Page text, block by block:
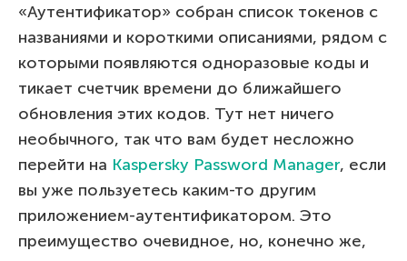
«Аутентификатор» собран список токенов с
названиями и короткими описаниями, рядом с
которыми появляются одноразовые коды и
тикает счетчик времени до ближайшего
обновления этих кодов. Тут нет ничего
необычного, так что вам будет несложно
перейти на Kaspersky Password Manager, если
вы уже пользуетесь каким-то другим
приложением-аутентификатором. Это
преимущество очевидное, но, конечно же,